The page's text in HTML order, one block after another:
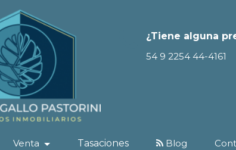
¿Tiene alguna
54 9 2254 44-4161
Venta Tasaciones Blog